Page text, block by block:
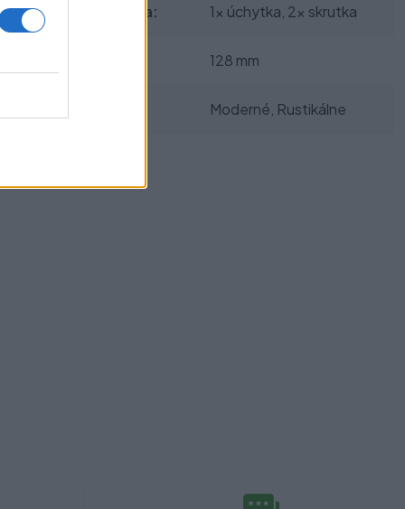
Obsah balenia: 1x úchytka, 2x skrutka
128 mm
Moderné, Rustikálne